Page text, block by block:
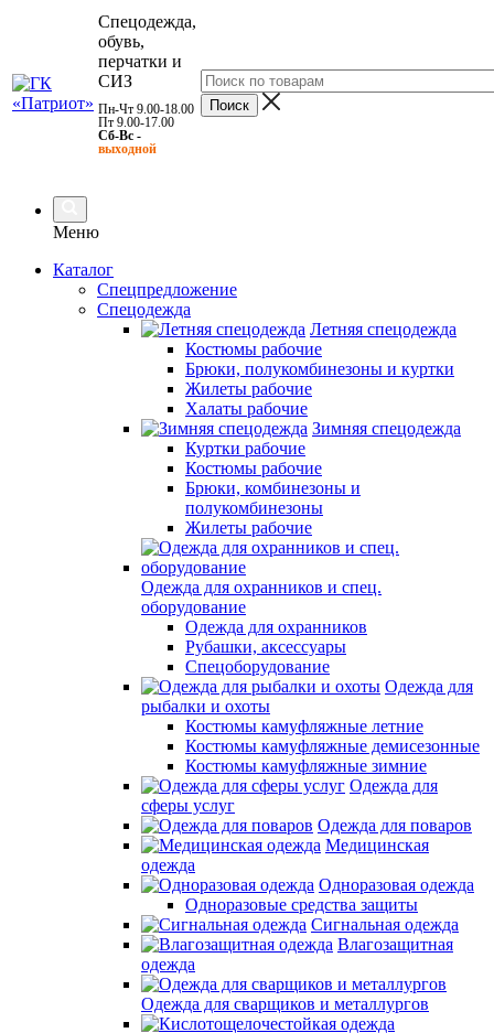
Спецодежда,
обувь,
перчатки и
СИЗ
Пн-Чт 9.00-18.00
Пт 9.00-17.00
Сб-Вс -
выходной
Меню
Каталог
Спецпредложение
Спецодежда
Летняя спецодежда
Костюмы рабочие
Брюки, полукомбинезоны и куртки
Жилеты рабочие
Халаты рабочие
Зимняя спецодежда
Куртки рабочие
Костюмы рабочие
Брюки, комбинезоны и
полукомбинезоны
Жилеты рабочие
Одежда для охранников и спец.
оборудование
Одежда для охранников
Рубашки, аксессуары
Спецоборудование
Одежда для
рыбалки и охоты
Костюмы камуфляжные летние
Костюмы камуфляжные демисезонные
Костюмы камуфляжные зимние
Одежда для
сферы услуг
Одежда для поваров
Медицинская
одежда
Одноразовая одежда
Одноразовые средства защиты
Сигнальная одежда
Влагозащитная
одежда
Одежда для сварщиков и металлургов